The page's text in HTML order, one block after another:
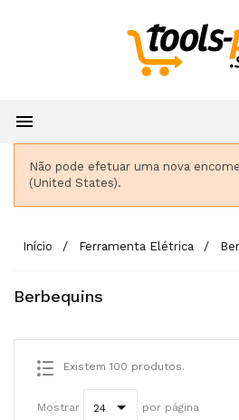

Não pode efetuar uma nova
(United States).
Início Ferramenta Elétrica
Berbequins
Existem 100 produtos.
Mostrar 24 por página